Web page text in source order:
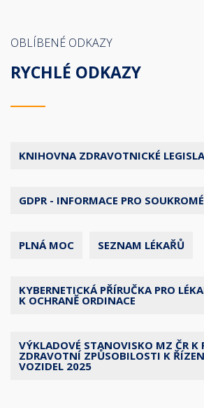
OBLÍBENÉ ODKAZY
RYCHLÉ ODKAZY
KNIHOVNA ZDRAVOTNICKÉ
GDPR - INFORMACE PRO
PLNÁ MOC SEZNAM LÉKAŘŮ
KYBERNETICKÁ PŘÍRUČKA PRO
K OCHRANĚ ORDINACE
VÝKLADOVÉ STANOVISKO MZ ČR K
ZDRAVOTNÍ ZPŮSOBILOSTI K
VOZIDEL 2025